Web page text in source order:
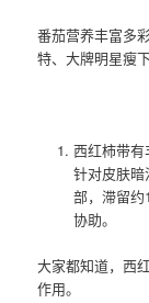
番茄营养丰富多
特、大牌明星瘦
西红柿带有
针对皮肤
部，滞留
协助。
大家都知道，西
作用。